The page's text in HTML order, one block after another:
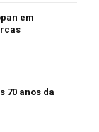
em
70 anos da